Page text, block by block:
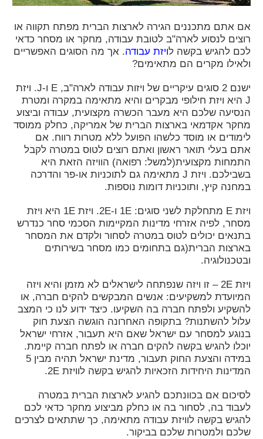
אם אתם מתכננים הגירה לארצות הברית מפתח תקווה או
רוצים לנסוע לארה"ב לטובת עבודה, מחקר או מסחר כדאי
לכם להגיש בקשה לויזת עבודה. אך מה הסוגים האפשריים
ולאילו מקרים הם מתאימים?
ישנם 2 סוגים עיקריים של ויזות עבודה לארה"ב, E ו-J. ויזת
J היא ויזת חילופי מבקרים והיא מתאימה במקרה ומטרת
הנסיעה שלכם היא מעבר הכשרה מקצועית, עבודה וביצוע
מחקר אקדמאי בארצות הברית של אמריקה, כחלק ממוסד
לימודים או מוסד כלשהו הפועל ללא מטרות רווח. אם
אתם בעלי תואר ראשון ואתם רוצים לטוס במטרה לקבל
התמחות מקצועית(למשל: רפואה) הוויזה הזאת היא
בשבילכם. ויזת J מתאימה גם לתוכניות או-פר והדרכה
במחנה קיץ, ותוכניות דומות נוספות.
ויזת E מתחלקת לשני סוגים: 1E ו-2E. ויזת 1E היא ויזת
מסחר, לפיה אזרחי מדינות המקיימות הסכמי סחר כנדרש
בתנאים יכולים לטוס במטרה לסחור ולקדם את המסחר
בארצות הברית(גם בתחומים כמו מסחר בשירותים
ובטכנולוגיה.
ויזת 2E – זו ויזה שנפתחה לישראלים לא מזמן והיא ויזה
המיועדת למשקיעים: אנשים המבקשים להקים חברה, או
להשקיע ולפתח חברה בה השקיעו. כיצד ידוע לנו כי המצב
עלול להשתנות? בתקופה האחרונה הוגשה הצעת חוק
בנוגע למסחר עם ישראל שאם היא תעבור, אזרחי ישראל
יוכלו להגיש בקשה להקים חברה או לפתח חברה קיימת.
במידה והצעת החוק תעבור, מדינת ישראל תהיה מבין 5
המדינות היחידות הזכאיות להגיש בקשה לוויזת 2E.
לסיכום אם בכוונתכם להגיע לארצות הברית במטרה
לעבוד בה, לסחור בה או כחלק מביצוע מחקר כדאי לכם
להגיש בקשה לוויזת עבודה מתאימה, כך שתתאים לצרכים
שלכם ולמטרות שלכם בביקור.